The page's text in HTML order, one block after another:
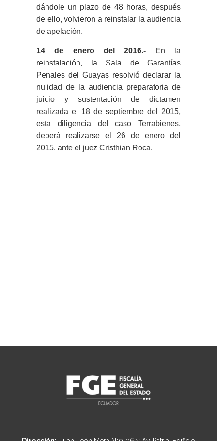
dándole un plazo de 48 horas, después
de ello, volvieron a reinstalar la audiencia
de apelación.
14 de enero del 2016.- En la
reinstalación, la Sala de Garantías
Penales del Guayas resolvió declarar la
nulidad de la audiencia preparatoria de
juicio y sustentación de dictamen
realizada el 18 de septiembre del 2015,
esta diligencia del caso Terrabienes,
deberá realizarse el 26 de enero del
2015, ante el juez Cristhian Roca.